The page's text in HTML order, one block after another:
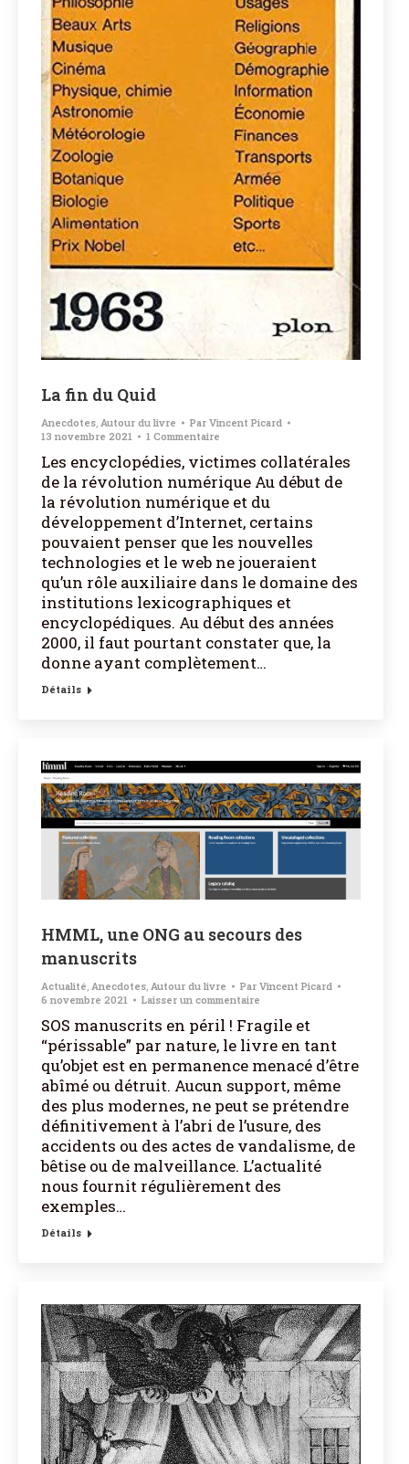
La fin du Quid
Anecdotes, Autour du livre Par Vincent Picard
13 novembre 2021
1 Commentaire
Les encyclopédies, victimes collatérales
de la révolution numérique Au début de
la révolution numérique et du
développement d’Internet, certains
pouvaient penser que les nouvelles
technologies et le web ne joueraient
qu’un rôle auxiliaire dans le domaine des
institutions lexicographiques et
encyclopédiques. Au début des années
2000, il faut pourtant constater que, la
donne ayant complètement…
Détails
HMML, une ONG au secours des
manuscrits
Actualité, Anecdotes, Autour du livre Par Vincent Picard
6 novembre 2021
Laisser un commentaire
SOS manuscrits en péril ! Fragile et
“périssable” par nature, le livre en tant
qu’objet est en permanence menacé d’être
abîmé ou détruit. Aucun support, même
des plus modernes, ne peut se prétendre
définitivement à l’abri de l’usure, des
accidents ou des actes de vandalisme, de
bêtise ou de malveillance. L’actualité
nous fournit régulièrement des
exemples…
Détails